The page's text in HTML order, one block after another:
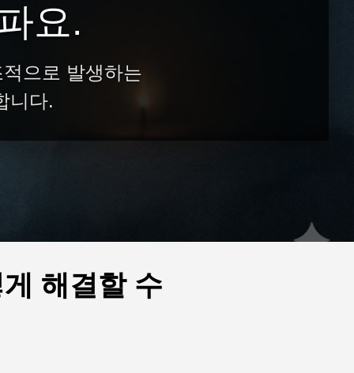
요.
으로 발생하는
니다.
해결할 수